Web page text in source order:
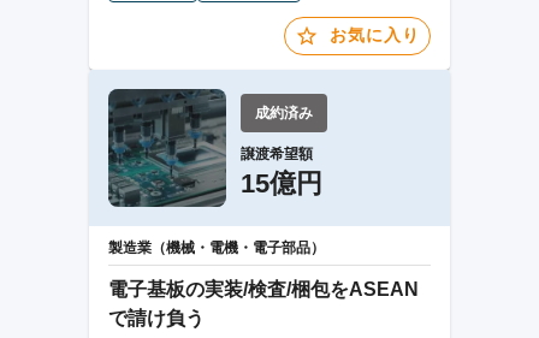
お気に入り
成約済み
譲渡希望額
15億円
製造業（機械・電機・電子部品）
電子基板の実装/検査/梱包をASEAN
で請け負う